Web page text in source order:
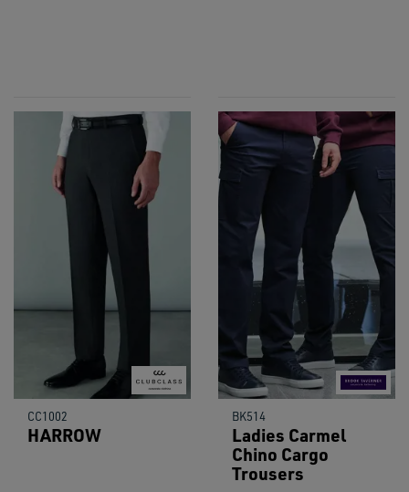
CC1002
HARROW
BK514
Ladies Carmel
Chino Cargo
Trousers